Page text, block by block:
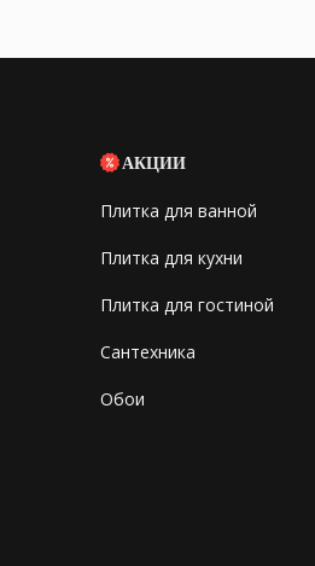
АКЦИИ
Плитка для ванной
Плитка для кухни
Плитка для гостиной
Сантехника
Обои